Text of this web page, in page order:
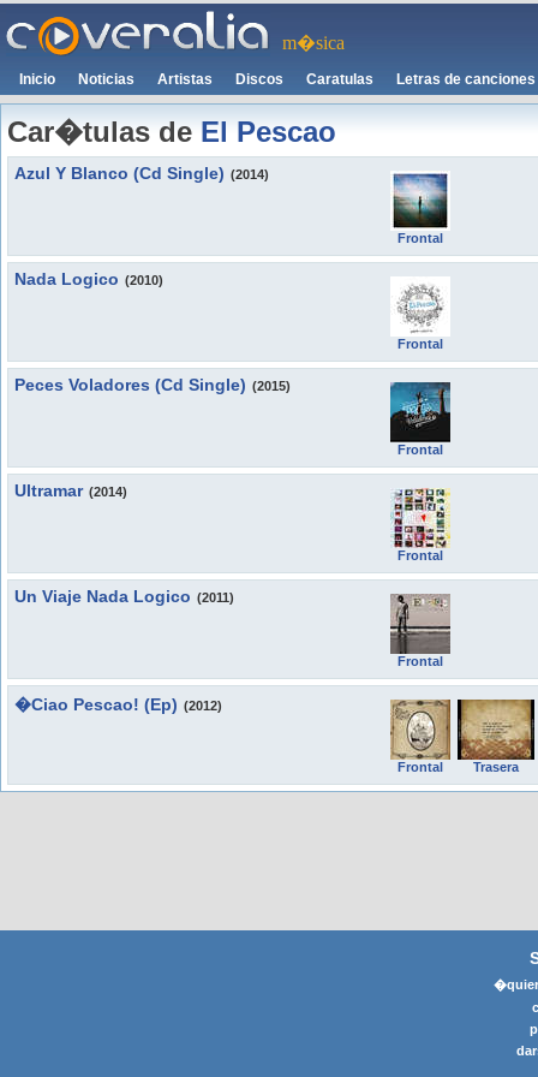
m�sica
Inicio Noticias Artistas Discos Caratulas Letras de canciones
Car�tulas de El Pescao
Azul Y Blanco (Cd Single) (2014)
Frontal
Nada Logico (2010)
Frontal
Peces Voladores (Cd Single) (2015)
Frontal
Ultramar (2014)
Frontal
Un Viaje Nada Logico (2011)
Frontal
�Ciao Pescao! (Ep) (2012)
Frontal Trasera